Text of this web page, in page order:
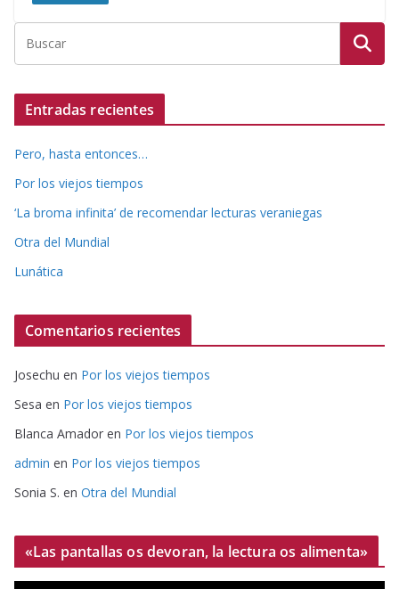
Entradas recientes
Pero, hasta entonces…
Por los viejos tiempos
‘La broma infinita’ de recomendar lecturas veraniegas
Otra del Mundial
Lunática
Comentarios recientes
Josechu en Por los viejos tiempos
Sesa en Por los viejos tiempos
Blanca Amador en Por los viejos tiempos
admin en Por los viejos tiempos
Sonia S. en Otra del Mundial
«Las pantallas os devoran, la lectura os alimenta»